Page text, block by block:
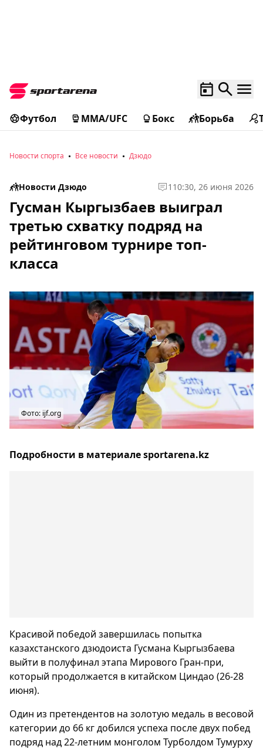
Футбол MMA/UFC Бокс Борьба
Новости спорта Все новости Дзюдо
Новости Дзюдо 1 10:30, 26 июня 2026
Гусман Кыргызбаев выиграл
третью схватку подряд на
рейтинговом турнире топ-
класса
Фото: ijf.org
Подробности в материале sportarena.kz
Красивой победой завершилась попытка
казахстанского дзюдоиста Гусмана Кыргызбаева
выйти в полуфинал этапа Мирового Гран-при,
который продолжается в китайском Циндао (26-28
июня).
Один из претендентов на золотую медаль в весовой
категории до 66 кг добился успеха после двух побед
подряд над 22-летним монголом Турболдом Тумурху